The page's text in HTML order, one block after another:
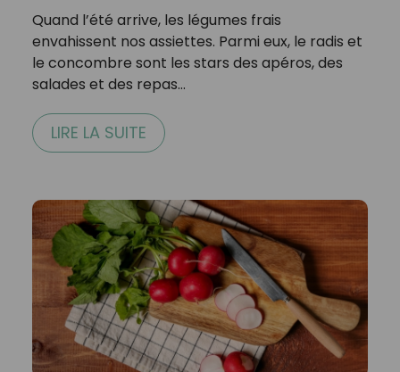
Quand l’été arrive, les légumes frais
envahissent nos assiettes. Parmi eux, le radis et
le concombre sont les stars des apéros, des
salades et des repas…
LIRE LA SUITE